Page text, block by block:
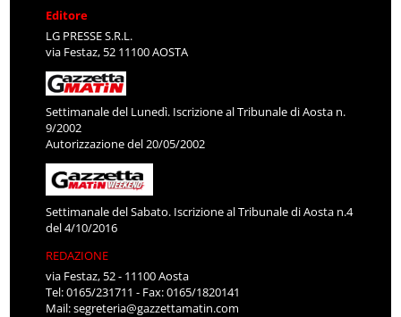
Editore
LG PRESSE S.R.L.
via Festaz, 52 11100 AOSTA
Settimanale del Lunedì. Iscrizione al Tribunale di Aosta n.
9/2002
Autorizzazione del 20/05/2002
Settimanale del Sabato. Iscrizione al Tribunale di Aosta n.4
del 4/10/2016
REDAZIONE
via Festaz, 52 - 11100 Aosta
Tel: 0165/231711 - Fax: 0165/1820141
Mail:segreteria@gazzettamatin.com